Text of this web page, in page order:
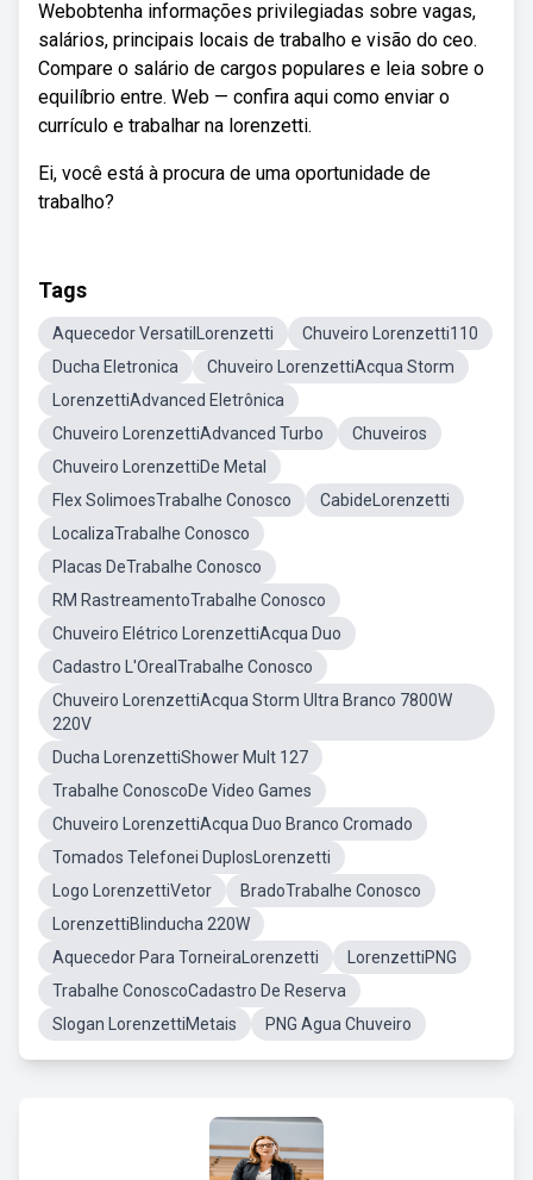
Webobtenha informações privilegiadas sobre vagas,
salários, principais locais de trabalho e visão do ceo.
Compare o salário de cargos populares e leia sobre o
equilíbrio entre. Web — confira aqui como enviar o
currículo e trabalhar na lorenzetti.
Ei, você está à procura de uma oportunidade de
trabalho?
Tags
Aquecedor VersatilLorenzetti
Chuveiro Lorenzetti110
Ducha Eletronica
Chuveiro LorenzettiAcqua Storm
LorenzettiAdvanced Eletrônica
Chuveiro LorenzettiAdvanced Turbo
Chuveiros
Chuveiro LorenzettiDe Metal
Flex SolimoesTrabalhe Conosco
CabideLorenzetti
LocalizaTrabalhe Conosco
Placas DeTrabalhe Conosco
RM RastreamentoTrabalhe Conosco
Chuveiro Elétrico LorenzettiAcqua Duo
Cadastro L'OrealTrabalhe Conosco
Chuveiro LorenzettiAcqua Storm Ultra Branco 7800W
220V
Ducha LorenzettiShower Mult 127
Trabalhe ConoscoDe Video Games
Chuveiro LorenzettiAcqua Duo Branco Cromado
Tomados Telefonei DuplosLorenzetti
Logo LorenzettiVetor
BradoTrabalhe Conosco
LorenzettiBlinducha 220W
Aquecedor Para TorneiraLorenzetti
LorenzettiPNG
Trabalhe ConoscoCadastro De Reserva
Slogan LorenzettiMetais
PNG Agua Chuveiro